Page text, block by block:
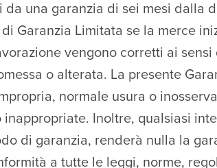
una garanzia di sei mesi dalla
Garanzia Limitata se la merce
vengono corretti ai
o alterata. La presente
normale usura o
Inoltre, qualsiasi
di garanzia, renderà nulla la
a tutte le leggi, norme,